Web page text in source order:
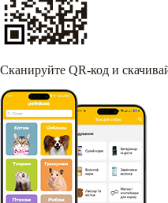
Сканируйте QR-код и